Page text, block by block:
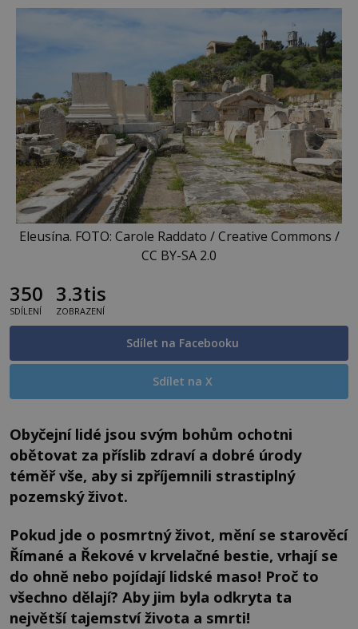
Eleusína. FOTO: Carole Raddato / Creative Commons /
CC BY-SA 2.0
350
SDÍLENÍ
3.3tis
ZOBRAZENÍ
Sdílet na Facebooku
Sdílet na X
Obyčejní lidé jsou svým bohům ochotni
obětovat za příslib zdraví a dobré úrody
téměř vše, aby si zpříjemnili strastiplný
pozemský život.
Pokud jde o posmrtný život, mění se starověcí
Římané a Řekové v krvelačné bestie, vrhají se
do ohně nebo pojídají lidské maso! Proč to
všechno dělají? Aby jim byla odkryta ta
největší tajemství života a smrti!